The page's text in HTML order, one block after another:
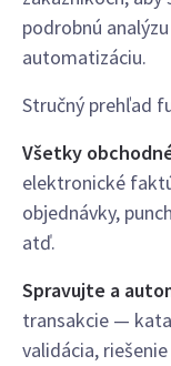
podrobnú
automatizáciu.
Stručný prehľad
Všetky
elektronické
objednávky,
atď.
Spravujte a
transakcie —
validácia,